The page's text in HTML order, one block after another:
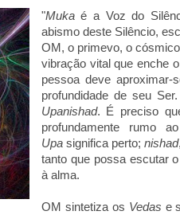
"Mukaé a Voz do
abismo deste Silêncio,
OM, o primevo, o
vibração vital que enche
pessoa deve aproximar-
profundidade de seu
Upanishad. É preciso
profundamente rumo
Upasignifica perto;nishad
tanto que possa escutar
à alma.
OM sintetiza os Vedas e